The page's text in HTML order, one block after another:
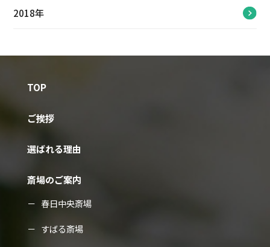
2018年
TOP
ご挨拶
選ばれる理由
斎場のご案内
春日中央斎場
すばる斎場